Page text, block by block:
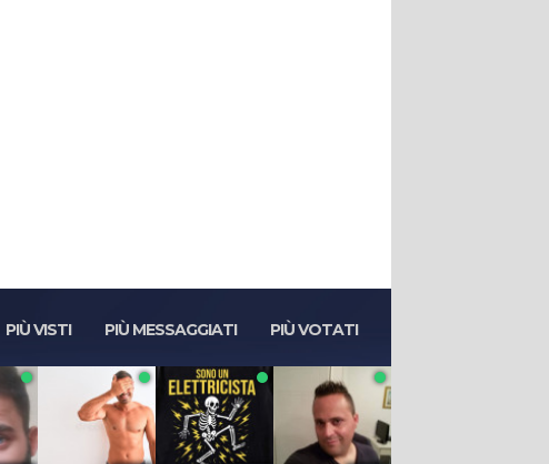
PIÙ VISTI PIÙ MESSAGGIATI PIÙ VOTATI